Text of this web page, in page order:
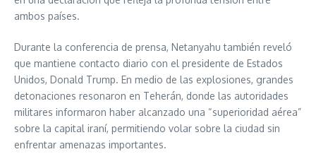
ambos países.
Durante la conferencia de prensa, Netanyahu también reveló
que mantiene contacto diario con el presidente de Estados
Unidos, Donald Trump. En medio de las explosiones, grandes
detonaciones resonaron en Teherán, donde las autoridades
militares informaron haber alcanzado una “superioridad aérea”
sobre la capital iraní, permitiendo volar sobre la ciudad sin
enfrentar amenazas importantes.